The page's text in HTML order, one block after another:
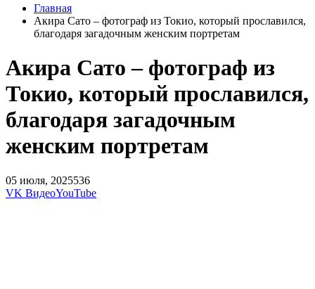
Главная
Акира Сато – фотограф из Токио, который прославился,
благодаря загадочным женским портретам
Акира Сато – фотограф из
Токио, который прославился,
благодаря загадочным
женским портретам
05 июля, 2025536
VK ВидеоYouTube